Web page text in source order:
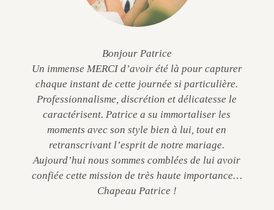
Bonjour Patrice
Un immense MERCI d’avoir été là pour capturer
chaque instant de cette journée si particulière.
Professionnalisme, discrétion et délicatesse le
caractérisent. Patrice a su immortaliser les
moments avec son style bien à lui, tout en
retranscrivant l’esprit de notre mariage.
Aujourd’hui nous sommes comblées de lui avoir
confiée cette mission de très haute importance…
Chapeau Patrice !